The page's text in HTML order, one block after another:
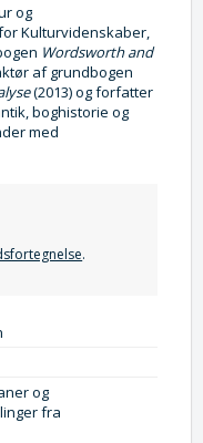
og
Kulturvidenskaber,
Wordsworth and
af grundbogen
(2013) og forfatter
boghistorie og
med
.
og
fra